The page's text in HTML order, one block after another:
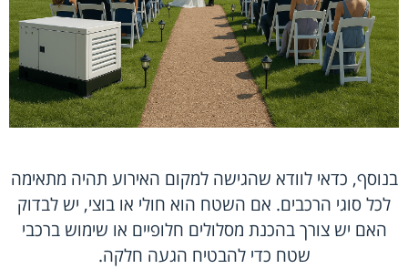
בנוסף, כדאי לוודא שהגישה למקום האירוע תהיה מתאימה
לכל סוגי הרכבים. אם השטח הוא חולי או בוצי, יש לבדוק
האם יש צורך בהכנת מסלולים חלופיים או שימוש ברכבי
שטח כדי להבטיח הגעה חלקה.